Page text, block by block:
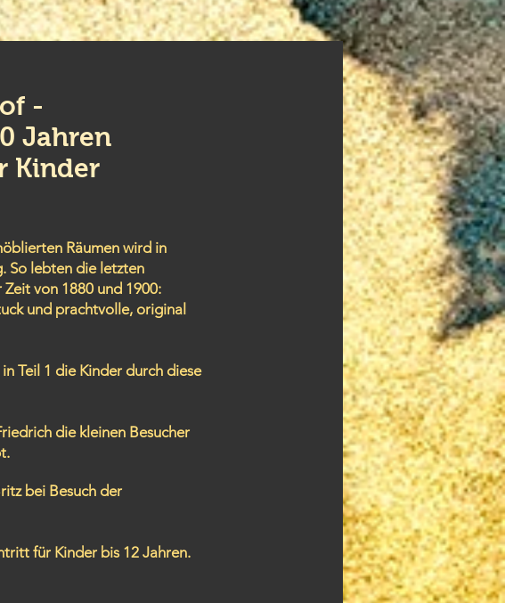
-
Jahren
Kinder
Räumen wird in
So lebten die letzten
von 1880 und 1900:
und prachtvolle, original
Teil 1 die Kinder durch diese
die kleinen Besucher
bei Besuch der
für Kinder bis 12 Jahren.